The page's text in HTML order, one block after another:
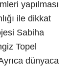
yapılması
ile dikkat
Sabiha
Topel
dünyaca